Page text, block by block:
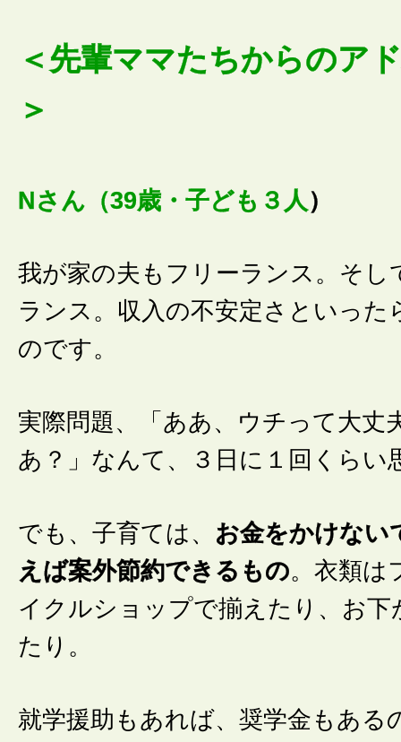
＜先輩ママたちからのア
＞
Nさん（39歳・子ども３人 ）
我が家の夫もフリーランス。そし
ランス。収入の不安定さといった
のです。
実際問題、「ああ、ウチって大丈
あ？」なんて、３日に１回くらい
でも、子育ては、 お金をかけない
えば案外節約できるもの。衣類は
イクルショップで揃えたり、お下
たり。
就学援助もあれば、奨学金もある